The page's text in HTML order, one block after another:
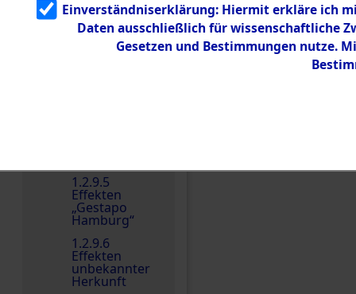
Dokument
e
1.2.9.5
Effekten
„Gestapo
Hamburg“
1.2.9.6
Effekten
unbekannter
Herkunft
Einverständniserklärung: Hiermit erkläre ich
Daten ausschließlich für wissenschaftliche
Gesetzen und Bestimmungen nutze.